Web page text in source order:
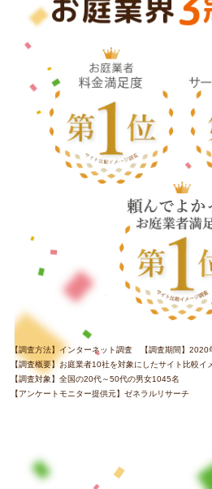
【調査方法】インターネット調査 【調査期間】
【調査概要】お庭業者10社を対象にしたサイト比較イ
【調査対象】全国の20代～50代の男女1045名
【アンケートモニター提供元】ゼネラルリサーチ